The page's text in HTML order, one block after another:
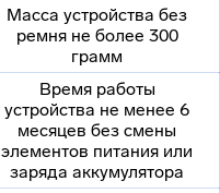
Масса устройства без
ремня не более 300
грамм
Время работы
устройства не менее 6
месяцев без смены
элементов питания или
заряда аккумулятора